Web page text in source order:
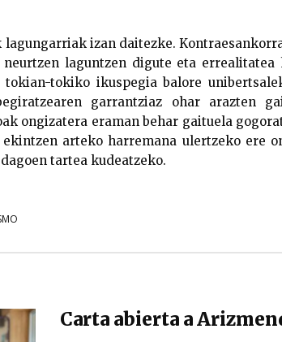
lagungarriak izan daitezke.
laguntzen digute eta errealitatea
tokian-tokiko ikuspegia balore
garrantziaz ohar arazten
ongizatera eraman behar gaituela
arteko harremana ulertzeko ere
tartea kudeatzeko.
Carta abierta a